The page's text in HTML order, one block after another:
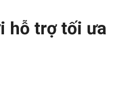
hỗ trợ tối ưa